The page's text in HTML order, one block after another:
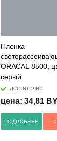
Пленка
ORACAL 8500,
серый
достаточно
цена: 34,81
ПОДРОБНЕЕ